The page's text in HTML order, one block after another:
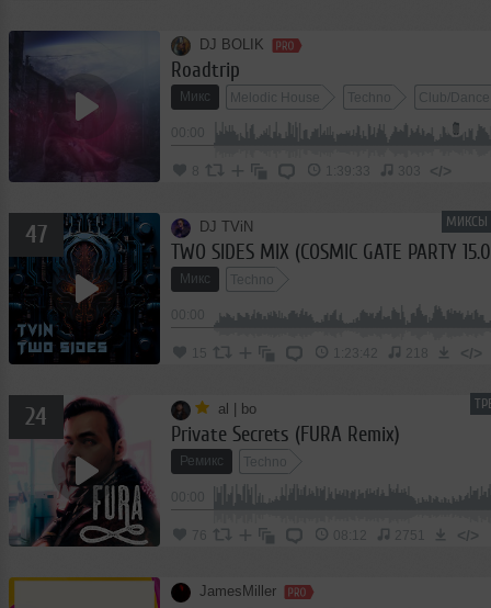
DJ BOLIK
Roadtrip
Микс Melodic House Techno Club/Dance
1:39:33 303 </>
МИКСЫ
47 DJ TViN
TWO SIDES MIX (COSMIC GATE PARTY
Микс Techno
15 1:23:42 218 </>
24 al | bo
Private Secrets (FURA Remix)
Ремикс Techno
76 08:12 2751 </>
JamesMiller